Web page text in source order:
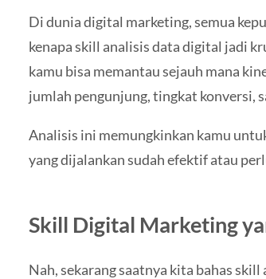
Di dunia digital marketing, semua
kenapa skill analisis data digital jadi
kamu bisa memantau sejauh mana
jumlah pengunjung, tingkat konversi,
Analisis ini memungkinkan kamu
yang dijalankan sudah efektif atau
Skill Digital Marketing
Nah, sekarang saatnya kita bahas